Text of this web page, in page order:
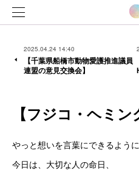
2025.04.24 14:40
【千葉県船橋市動物愛護推進議員
連盟の意見交換会】
【フジコ・ヘミン
やっと想いを言葉にできるように
今日は、大切な人の命日、